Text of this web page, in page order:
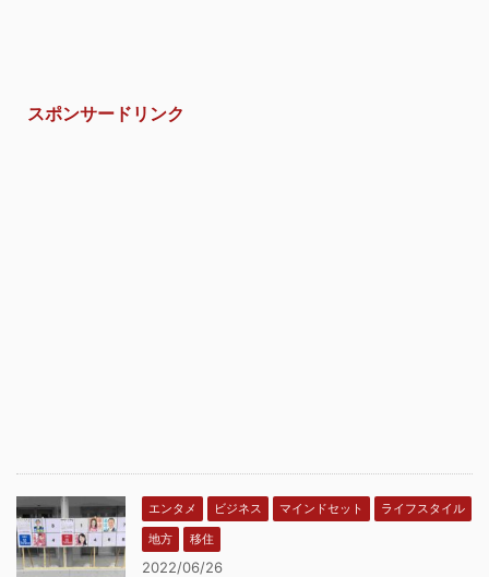
スポンサードリンク
エンタメ ビジネス マインドセット
ライフスタイル
地方
移住
2022/06/26